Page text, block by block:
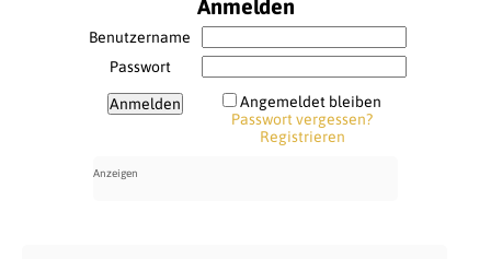
Anmelden
Benutzername
Passwort
Angemeldet bleiben
Passwort vergessen?
Registrieren